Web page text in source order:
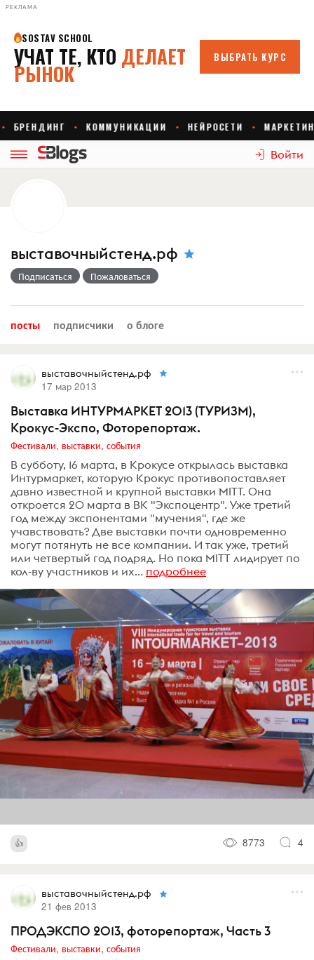
РЕКЛАМА
Войти
выставочныйстенд.рф
Подписаться Пожаловаться
посты подписчики о блоге
выставочныйстенд.рф
17 мар 2013
Выставка ИНТУРМАРКЕТ 2013 (ТУРИЗМ),
Крокус-Экспо, Фоторепортаж.
Фестивали, выставки, события
В субботу, 16 марта, в Крокусе открылась выставка
Интурмаркет, которую Крокус противопоставляет
давно известной и крупной выставки MITT. Она
откроется 20 марта в ВК "Экспоцентр". Уже третий
год между экспонентами "мучения", где же
учавствовать? Две выставки почти одновременно
могут потянуть не все компании. И так уже, третий
или четвертый год подряд. Но пока MITT лидирует по
кол-ву участников и их... подробнее
8773 4
выставочныйстенд.рф
21 фев 2013
ПРОДЭКСПО 2013, фоторепортаж, Часть 3
Фестивали, выставки, события